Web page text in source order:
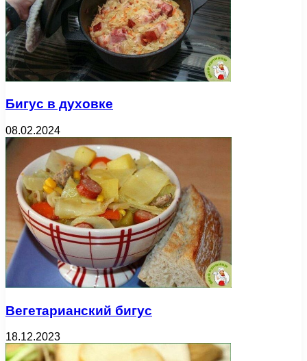
Бигус в духовке
08.02.2024
Вегетарианский бигус
18.12.2023